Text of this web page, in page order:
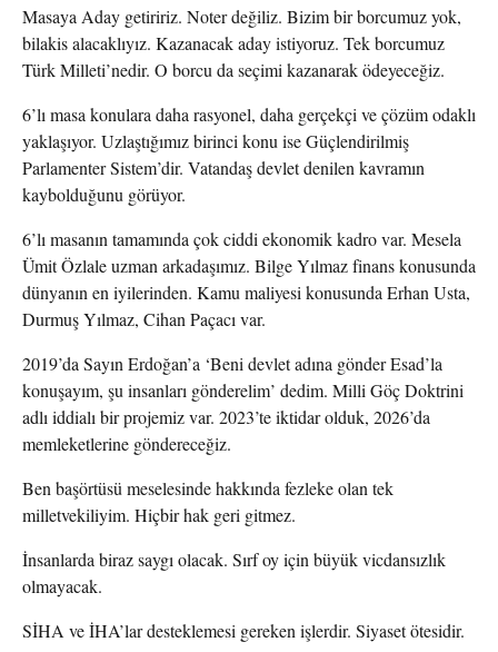
Masaya Aday getiririz. Noter değiliz. Bizim bir borcumuz yok,
bilakis alacaklıyız. Kazanacak aday istiyoruz. Tek borcumuz
Türk Milleti’nedir. O borcu da seçimi kazanarak ödeyeceğiz.
6’lı masa konulara daha rasyonel, daha gerçekçi ve çözüm odaklı
yaklaşıyor. Uzlaştığımız birinci konu ise Güçlendirilmiş
Parlamenter Sistem’dir. Vatandaş devlet denilen kavramın
kaybolduğunu görüyor.
6’lı masanın tamamında çok ciddi ekonomik kadro var. Mesela
Ümit Özlale uzman arkadaşımız. Bilge Yılmaz finans konusunda
dünyanın en iyilerinden. Kamu maliyesi konusunda Erhan Usta,
Durmuş Yılmaz, Cihan Paçacı var.
2019’da Sayın Erdoğan’a ‘Beni devlet adına gönder Esad’la
konuşayım, şu insanları gönderelim’ dedim. Milli Göç Doktrini
adlı iddialı bir projemiz var. 2023’te iktidar olduk, 2026’da
memleketlerine göndereceğiz.
Ben başörtüsü meselesinde hakkında fezleke olan tek
milletvekiliyim. Hiçbir hak geri gitmez.
İnsanlarda biraz saygı olacak. Sırf oy için büyük vicdansızlık
olmayacak.
SİHA ve İHA’lar desteklemesi gereken işlerdir. Siyaset ötesidir.